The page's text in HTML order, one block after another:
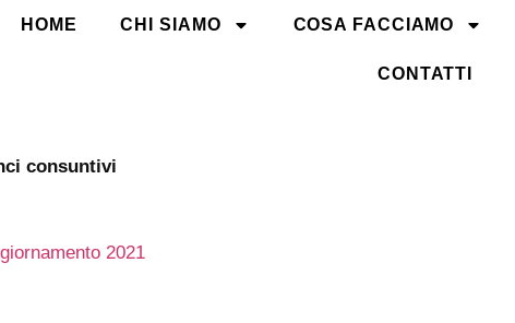
HOME CHI SIAMO COSA FACCIAMO
CONTATTI
consuntivi
2021